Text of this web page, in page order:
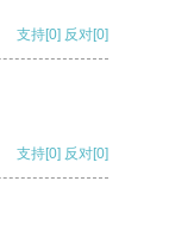
支持[0] 反对[0]
支持[0] 反对[0]